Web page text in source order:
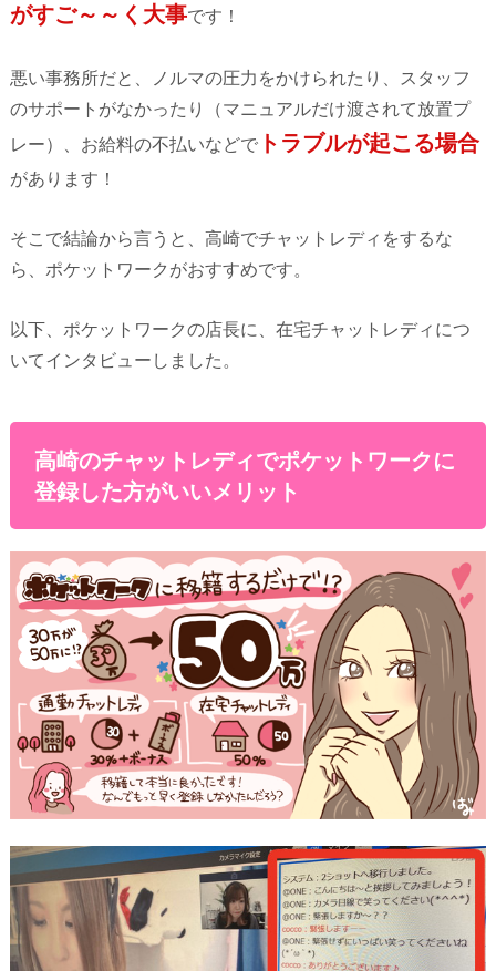
がすご～～く大事です！
悪い事務所だと、ノルマの圧力をかけられたり、スタッフ
のサポートがなかったり（マニュアルだけ渡されて放置プ
レー）、お給料の不払いなどでトラブルが起こる場合
があります！
そこで結論から言うと、高崎でチャットレディをするな
ら、ポケットワークがおすすめです。
以下、ポケットワークの店長に、在宅チャットレディにつ
いてインタビューしました。
高崎のチャットレディでポケットワークに
登録した方がいいメリット